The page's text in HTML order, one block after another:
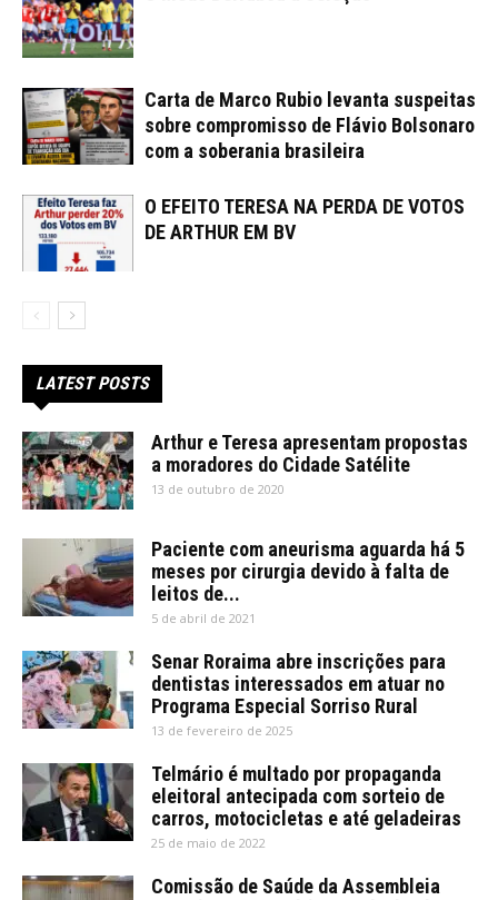
Carta de Marco Rubio levanta suspeitas
sobre compromisso de Flávio Bolsonaro
com a soberania brasileira
O EFEITO TERESA NA PERDA DE VOTOS
DE ARTHUR EM BV
LATEST POSTS
Arthur e Teresa apresentam propostas
a moradores do Cidade Satélite
13 de outubro de 2020
Paciente com aneurisma aguarda há 5
meses por cirurgia devido à falta de
leitos de...
5 de abril de 2021
Senar Roraima abre inscrições para
dentistas interessados em atuar no
Programa Especial Sorriso Rural
13 de fevereiro de 2025
Telmário é multado por propaganda
eleitoral antecipada com sorteio de
carros, motocicletas e até geladeiras
25 de maio de 2022
Comissão de Saúde da Assembleia